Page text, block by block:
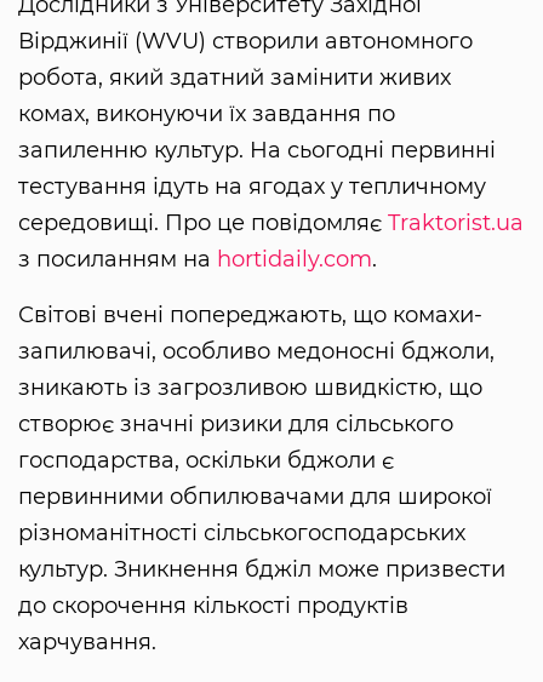
Вірджинії (WVU) створили автономного
робота, який здатний замінити живих
комах, виконуючи їх завдання по
запиленню культур. На сьогодні первинні
тестування ідуть на ягодах у тепличному
середовищі. Про це повідомляє Traktorist.ua
з посиланням на hortidaily.com.
Світові вчені попереджають, що комахи-
запилювачі, особливо медоносні бджоли,
зникають із загрозливою швидкістю, що
створює значні ризики для сільського
господарства, оскільки бджоли є
первинними обпилювачами для широкої
різноманітності сільськогосподарських
культур. Зникнення бджіл може призвести
до скорочення кількості продуктів
харчування.